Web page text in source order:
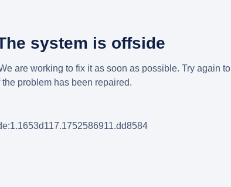
system is offside
are working to fix it as soon as possible. Try again to
the problem has been repaired.